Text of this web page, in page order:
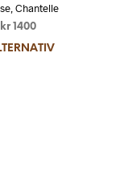
Chantelle
kr1400